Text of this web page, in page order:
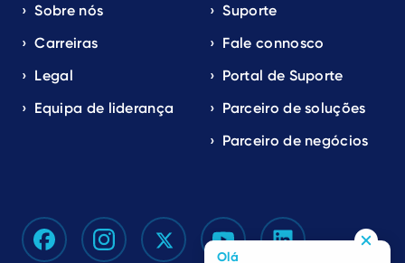
Sobre nós
Carreiras
Legal
Equipa de liderança
Suporte
Fale connosco
Portal de Suporte
Parceiro de soluções
Parceiro de negócios
Olá